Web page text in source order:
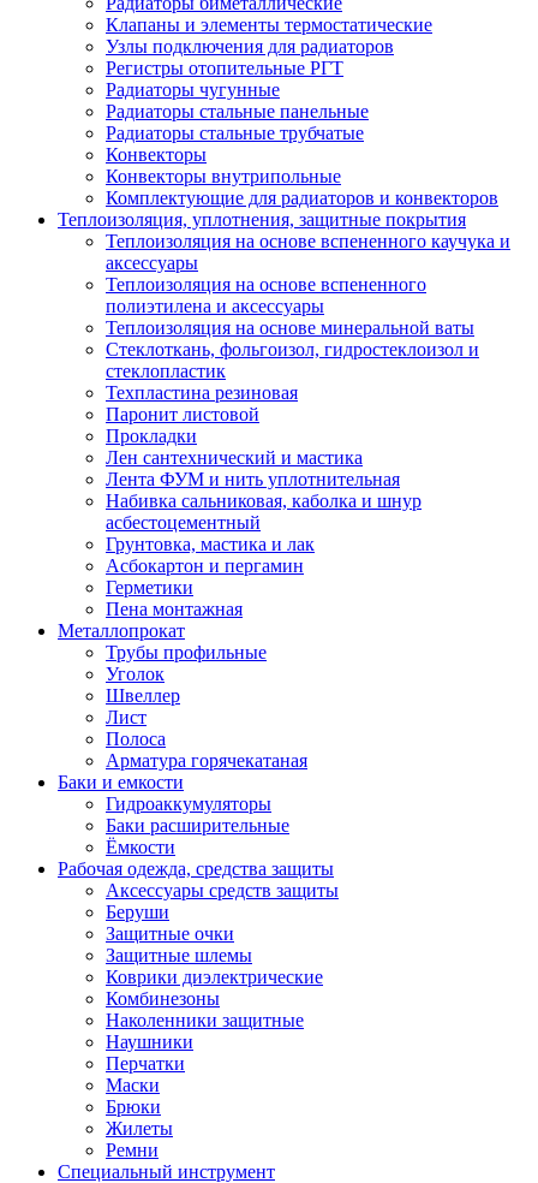
Клапаны и элементы термостатические
Узлы подключения для радиаторов
Регистры отопительные РГТ
Радиаторы чугунные
Радиаторы стальные панельные
Радиаторы стальные трубчатые
Конвекторы
Конвекторы внутрипольные
Комплектующие для радиаторов и конвекторов
Теплоизоляция, уплотнения, защитные покрытия
Теплоизоляция на основе вспененного каучука и
аксессуары
Теплоизоляция на основе вспененного
полиэтилена и аксессуары
Теплоизоляция на основе минеральной ваты
Стеклоткань, фольгоизол, гидростеклоизол и
стеклопластик
Техпластина резиновая
Паронит листовой
Прокладки
Лен сантехнический и мастика
Лента ФУМ и нить уплотнительная
Набивка сальниковая, каболка и шнур
асбестоцементный
Грунтовка, мастика и лак
Асбокартон и пергамин
Герметики
Пена монтажная
Металлопрокат
Трубы профильные
Уголок
Швеллер
Лист
Полоса
Арматура горячекатаная
Баки и емкости
Гидроаккумуляторы
Баки расширительные
Ёмкости
Рабочая одежда, средства защиты
Аксессуары средств защиты
Беруши
Защитные очки
Защитные шлемы
Коврики диэлектрические
Комбинезоны
Наколенники защитные
Наушники
Перчатки
Маски
Брюки
Жилеты
Ремни
Специальный инструмент